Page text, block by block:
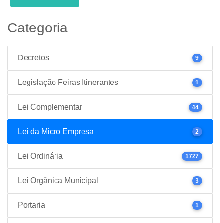
Categoria
Decretos 9
Legislação Feiras Itinerantes 1
Lei Complementar 44
Lei da Micro Empresa 2
Lei Ordinária 1727
Lei Orgânica Municipal 3
Portaria 1